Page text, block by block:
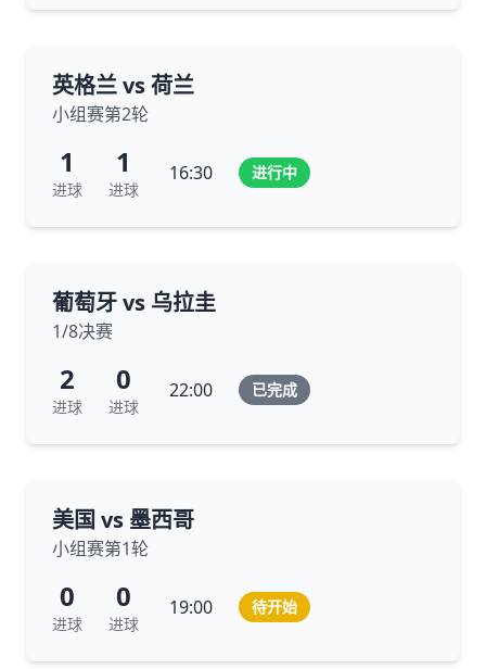
英格兰 vs 荷兰
小组赛第2轮
1
进球
1
进球
16:30 进行中
葡萄牙 vs 乌拉圭
1/8决赛
2
进球
0
进球
22:00 已完成
美国 vs 墨西哥
小组赛第1轮
0
进球
0
进球
19:00 待开始